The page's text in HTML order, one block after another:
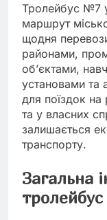
Тролейбус №7
маршрут
щодня
районами,
об’єктами,
установами та
для поїздок
та у власних
залишається
транспорту.
Загальна